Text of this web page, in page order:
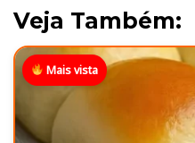
Veja Também:
Mais vista